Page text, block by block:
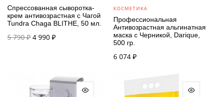
Спрессованная сыворотка-
крем антивозрастная с Чагой
Tundra Chaga BLITHE, 50 мл.
5 790₽ Первоначальная
4 990 ₽Текущая
КОСМЕТИКА
Профессиональная
Антивозрастная альгинатная
маска с Черникой, Darique,
500 гр.
6 074 ₽